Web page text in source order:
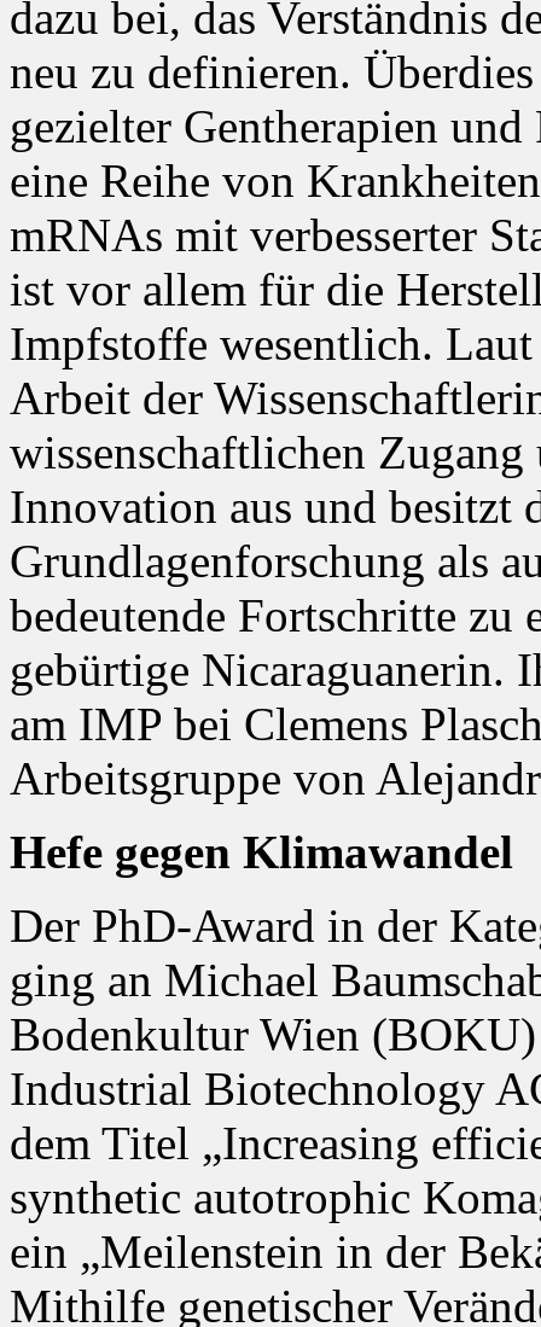
dazu bei, das Verständnis
neu zu definieren.
gezielter Gentherapien
eine Reihe von
mRNAs mit verbesserter
ist vor allem für die
Impfstoffe wesentlich.
Arbeit der
wissenschaftlichen
Innovation aus und besitzt
Grundlagenforschung als
bedeutende Fortschritte zu
gebürtige Nicaraguanerin.
am IMP bei Clemens
Arbeitsgruppe von
Hefe gegen Klimawandel
Der PhD-Award in der
ging an Michael
Bodenkultur Wien
Industrial Biotechnology
dem Titel „Increasing
synthetic autotrophic
ein „Meilenstein in der
Mithilfe genetischer